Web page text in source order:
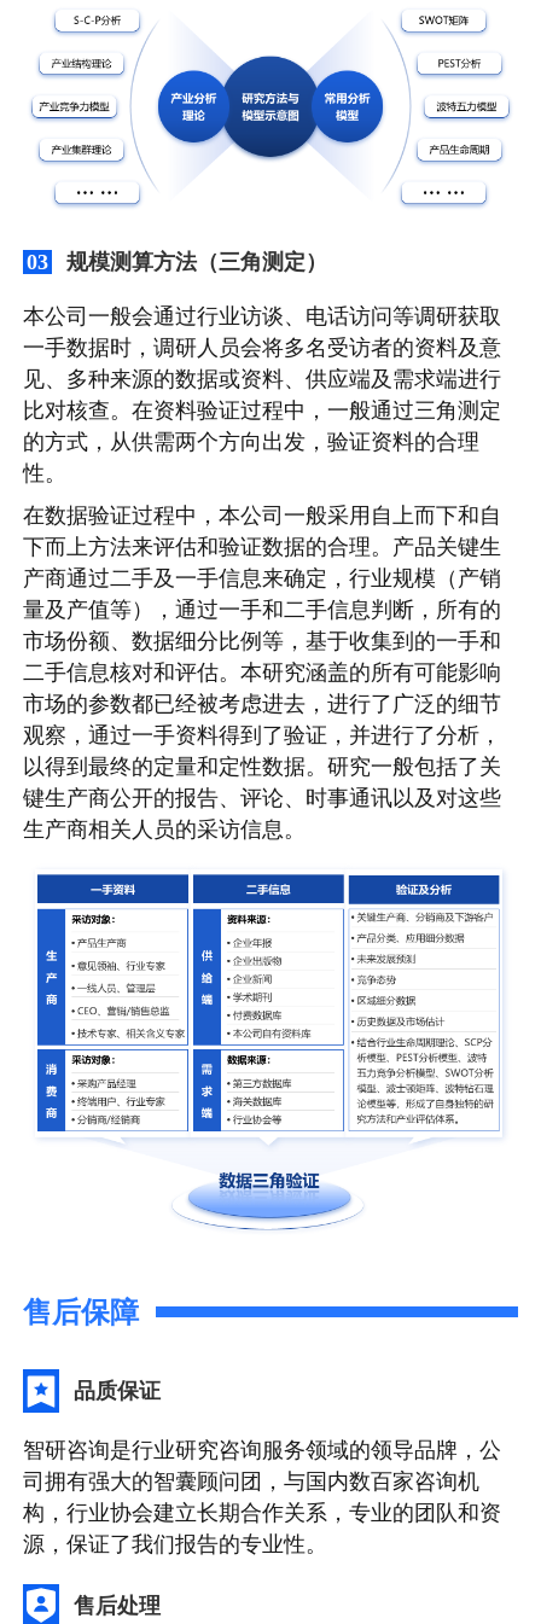
03 规模测算方法（三角测定）
本公司一般会通过行业访谈、电话访问等调研获取
一手数据时，调研人员会将多名受访者的资料及意
见、多种来源的数据或资料、供应端及需求端进行
比对核查。在资料验证过程中，一般通过三角测定
的方式，从供需两个方向出发，验证资料的合理
性。
在数据验证过程中，本公司一般采用自上而下和自
下而上方法来评估和验证数据的合理。产品关键生
产商通过二手及一手信息来确定，行业规模（产销
量及产值等），通过一手和二手信息判断，所有的
市场份额、数据细分比例等，基于收集到的一手和
二手信息核对和评估。本研究涵盖的所有可能影响
市场的参数都已经被考虑进去，进行了广泛的细节
观察，通过一手资料得到了验证，并进行了分析，
以得到最终的定量和定性数据。研究一般包括了关
键生产商公开的报告、评论、时事通讯以及对这些
生产商相关人员的采访信息。
售后保障
品质保证
智研咨询是行业研究咨询服务领域的领导品牌，公
司拥有强大的智囊顾问团，与国内数百家咨询机
构，行业协会建立长期合作关系，专业的团队和资
源，保证了我们报告的专业性。
售后处理